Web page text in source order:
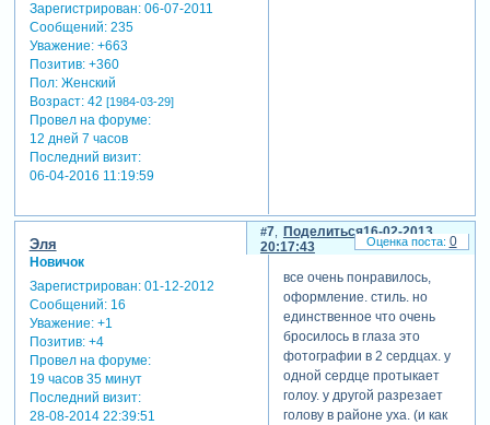
Зарегистрирован: 06-07-2011
Сообщений:235
Уважение: +663
Позитив: +360
Пол:Женский
Возраст:42 [1984-03-29]
Провел на форуме:
12 дней 7 часов
Последний визит:
06-04-2016 11:19:59
Поделиться
7
16-02-2013
20:17:43
Эля
Новичок
Зарегистрирован: 01-12-2012
Сообщений:16
Уважение: +1
Позитив: +4
Провел на форуме:
19 часов 35 минут
Последний визит:
28-08-2014 22:39:51
все очень понравилось,
оформление. стиль. но
единственное что очень
бросилось в глаза это
фотографии в 2 сердцах. у
одной сердце протыкает
голоу. у другой разрезает
голову в районе уха. (и как
0